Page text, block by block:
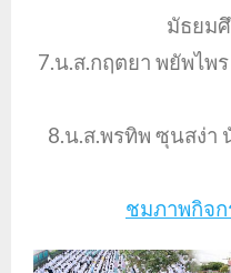
มัธยม
7.น.ส.กฤตยา พยัพไพ
8.น.ส.พรทิพ ซุนสง่า
ชมภาพกิจก